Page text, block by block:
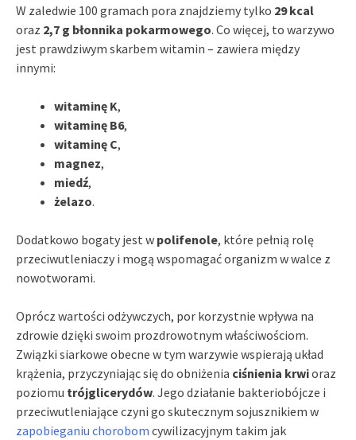
W zaledwie 100 gramach pora znajdziemy tylko 29 kcal
oraz 2,7 g błonnika pokarmowego. Co więcej, to warzywo
jest prawdziwym skarbem witamin – zawiera między
innymi:
witaminę K,
witaminę B6,
witaminę C,
magnez,
miedź,
żelazo.
Dodatkowo bogaty jest w polifenole, które pełnią rolę
przeciwutleniaczy i mogą wspomagać organizm w walce z
nowotworami.
Oprócz wartości odżywczych, por korzystnie wpływa na
zdrowie dzięki swoim prozdrowotnym właściwościom.
Związki siarkowe obecne w tym warzywie wspierają układ
krążenia, przyczyniając się do obniżenia ciśnienia krwioraz
poziomu trójglicerydów. Jego działanie bakteriobójcze i
przeciwutleniające czyni go skutecznym sojusznikiem w
zapobieganiu chorobom cywilizacyjnym takim jak